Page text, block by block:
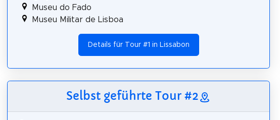
Museu do Fado
Museu Militar de Lisboa
Details für Tour #1 in Lissabon
Selbst geführte Tour #2